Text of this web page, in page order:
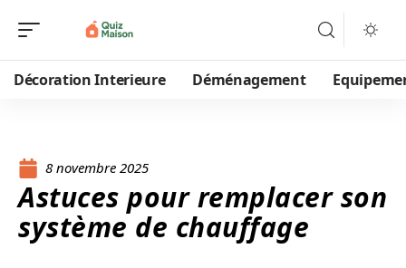
Décoration Interieure Déménagement
8 novembre 2025
Astuces pour remplacer son
système de chauffage